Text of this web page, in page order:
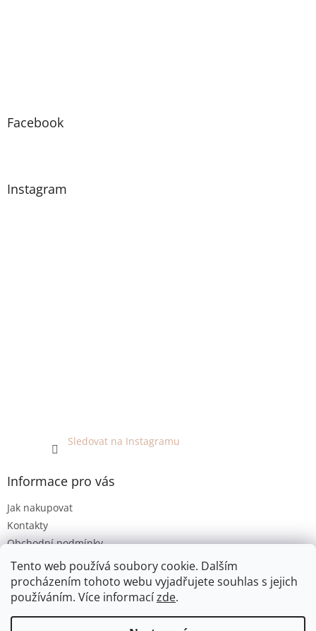
Tento web používá soubory cookie. Dalším
procházením tohoto webu vyjadřujete souhlas s jejich
používáním. Více informacízde.
Facebook
Instagram
Sledovat na Instagramu
Informace pro vás
Jak nakupovat
Kontakty
Obchodní podmínky
Podmínky ochrany osobních údajů